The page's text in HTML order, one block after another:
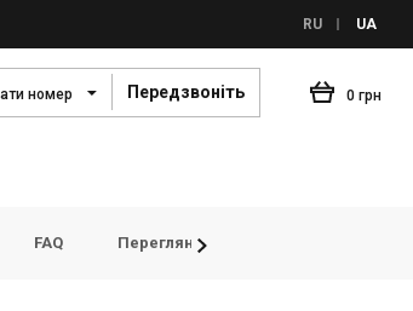
RU UA
номер Передзвоніть 0 грн
FAQ Переглянуті товари